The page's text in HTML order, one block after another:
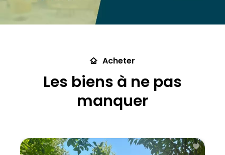
Budget
critères
Acheter
Les biens à ne pas
manquer